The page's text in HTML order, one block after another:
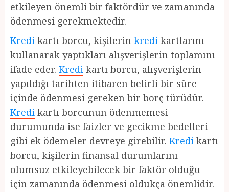
etkileyen önemli bir faktördür ve zamanında
ödenmesi gerekmektedir.
Kredi kartı borcu, kişilerin kredi kartlarını
kullanarak yaptıkları alışverişlerin toplamını
ifade eder. Kredi kartı borcu, alışverişlerin
yapıldığı tarihten itibaren belirli bir süre
içinde ödenmesi gereken bir borç türüdür.
Kredi kartı borcunun ödenmemesi
durumunda ise faizler ve gecikme bedelleri
gibi ek ödemeler devreye girebilir. Kredi kartı
borcu, kişilerin finansal durumlarını
olumsuz etkileyebilecek bir faktör olduğu
için zamanında ödenmesi oldukça önemlidir.